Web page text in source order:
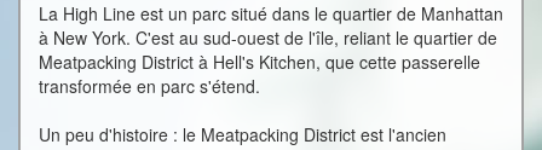
La High Line est un parc situé dans le quartier de Manhattan
à New York. C'est au sud-ouest de l'île, reliant le quartier de
Meatpacking District à Hell's Kitchen, que cette passerelle
transformée en parc s'étend.
Un peu d'histoire : le Meatpacking District est l'ancien